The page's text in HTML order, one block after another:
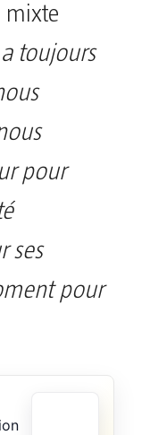
mixte
toujours
pour
ses
pour